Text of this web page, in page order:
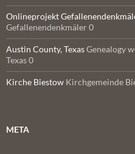
Onlineprojekt
Gefallenendenkmäler 0
Austin County, TexasGenealogy
Texas 0
Kirche Biestow Kirchgemeinde
META